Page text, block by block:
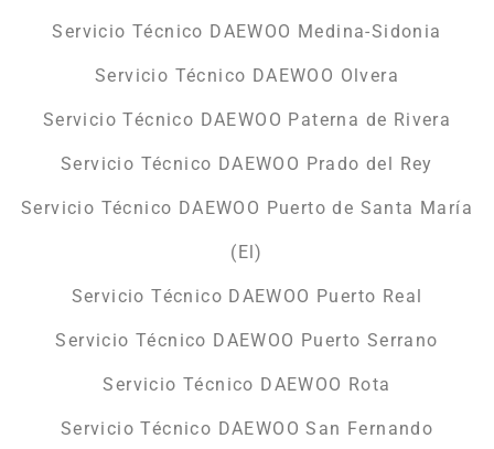
Servicio Técnico DAEWOO Medina-Sidonia
Servicio Técnico DAEWOO Olvera
Servicio Técnico DAEWOO Paterna de Rivera
Servicio Técnico DAEWOO Prado del Rey
Servicio Técnico DAEWOO Puerto de Santa María
(El)
Servicio Técnico DAEWOO Puerto Real
Servicio Técnico DAEWOO Puerto Serrano
Servicio Técnico DAEWOO Rota
Servicio Técnico DAEWOO San Fernando